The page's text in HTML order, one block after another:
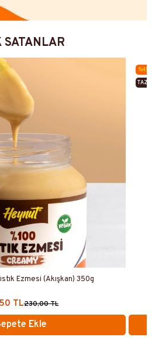
SATANLAR
Ezmesi (Akışkan) 350g
TL230,00 TL
Ekle
%45
TAZE